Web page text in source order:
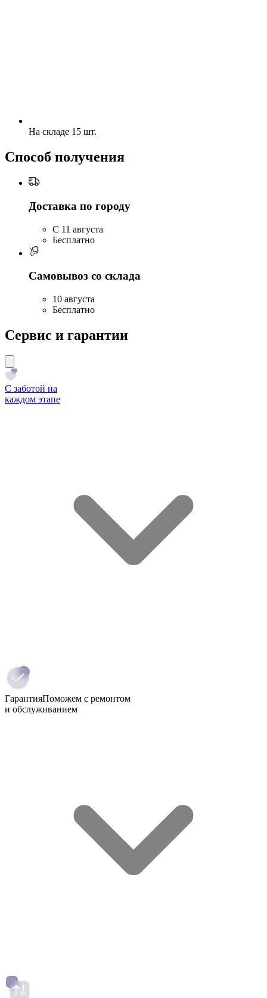
На складе 15 шт.
Способ получения
Доставка по городу
C 11 августа
Бесплатно
Самовывоз со склада
10 августа
Бесплатно
Сервис и гарантии
С заботой на
каждом этапе
ГарантияПоможем с ремонтом
и обслуживанием